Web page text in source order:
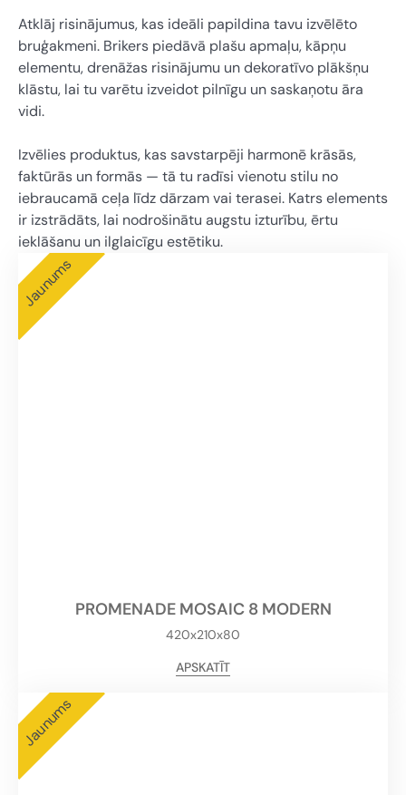
Atklāj risinājumus, kas ideāli papildina tavu izvēlēto
bruģakmeni. Brikers piedāvā plašu apmaļu, kāpņu
elementu, drenāžas risinājumu un dekoratīvo plākšņu
klāstu, lai tu varētu izveidot pilnīgu un saskaņotu āra
vidi.
Izvēlies produktus, kas savstarpēji harmonē krāsās,
faktūrās un formās — tā tu radīsi vienotu stilu no
iebraucamā ceļa līdz dārzam vai terasei. Katrs elements
ir izstrādāts, lai nodrošinātu augstu izturību, ērtu
ieklāšanu un ilglaicīgu estētiku.
Jaunums
PROMENADE MOSAIC 8 MODERN
420x210x80
APSKATĪT
Jaunums